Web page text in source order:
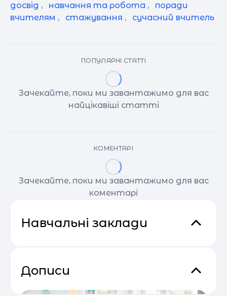
досвід , навчання та робота ,
поради
вчителям , стажування , сучасний вчитель
ПОПУЛЯРНІ СТАТТІ
Зачекайте, поки ми завантажимо для вас
найцікавіші статті
КОМЕНТАРІ
Зачекайте, поки ми завантажимо для вас
коментарі
Навчальні заклади
Дописи